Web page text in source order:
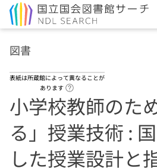
図書
表紙は所蔵館によって異なることが
あります
小学校教師のた
る」授業技術 :
した授業設計と